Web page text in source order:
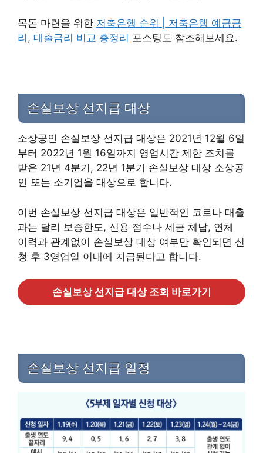
목돈 마련을 위한 저축은행 순위 | 저축은행 예금금
리, 대출금리 비교 총정리 포스팅도 참조해보세요.
손실보상 선지급 대상
소상공인 손실보상 선지급 대상은 2021년 12월 6일
부터 2022년 1월 16일까지 영업시간 제한 조치를
받은 21년 4분기, 22년 1분기 손실보상 대상 소상공
인 또는 소기업을 대상으로 합니다.
이번 손실보상 선지급 대상은 일반적인 코로나 대출
과는 달리 보증한도, 신용 점수나 세금 체납, 연체
이력과 관계없이 손실보상 대상 여부만 확인되면 신
청 후 3영업일 이내에 지급된다고 합니다.
손실보상 선지급 대상 조회 바로가기
손실보상 선지급 일정